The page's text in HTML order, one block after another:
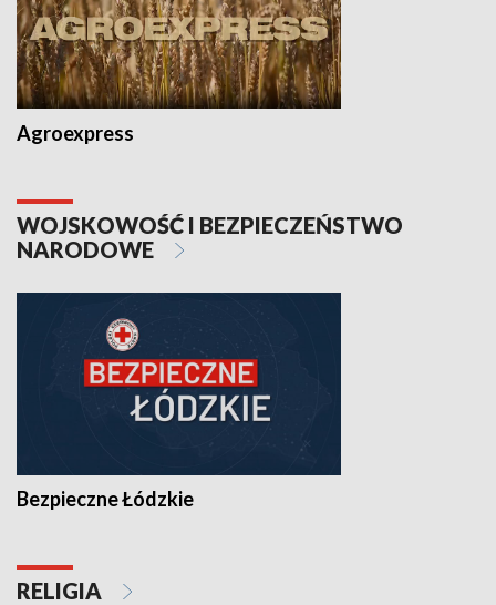
Agroexpress
WOJSKOWOŚĆ I BEZPIECZEŃSTWO
NARODOWE
Bezpieczne Łódzkie
RELIGIA